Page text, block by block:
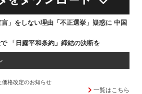
言」をしない理由「不正選挙」疑惑に 中国
「日露平和条約」締結の決断を
格改定のお知らせ
一覧はこちら